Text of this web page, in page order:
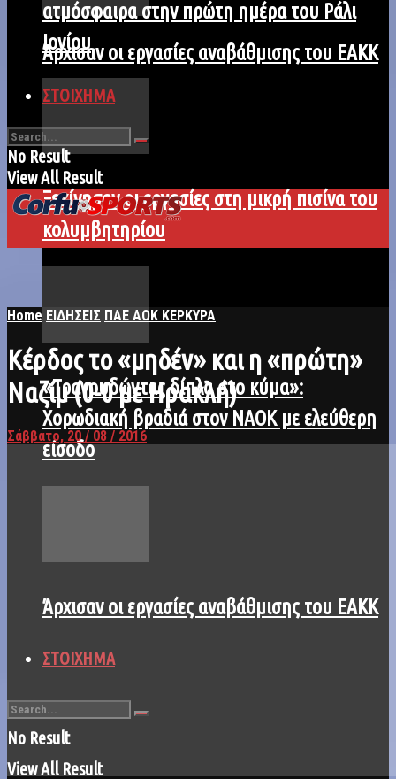
ατμόσφαιρα στην πρώτη ημέρα του Ράλι
Ιονίου
Ξεκίνησαν οι εργασίες στη μικρή πισίνα του
κολυμβητηρίου
«Τραγουδώντας δίπλα στο κύμα»:
Χορωδιακή βραδιά στον ΝΑΟΚ με ελεύθερη
είσοδο
Άρχισαν οι εργασίες αναβάθμισης του ΕΑΚΚ
ΣΤΟΙΧΗΜΑ
No Result
View All Result
Άρχισαν οι εργασίες αναβάθμισης του ΕΑΚΚ
ΣΤΟΙΧΗΜΑ
No Result
View All Result
Home ΕΙΔΗΣΕΙΣ ΠΑΕ ΑΟΚ ΚΕΡΚΥΡΑ
Κέρδος το «μηδέν» και η «πρώτη»
Ναζίμ (0-0 με Ηρακλή)
Σάββατο, 20 / 08 / 2016